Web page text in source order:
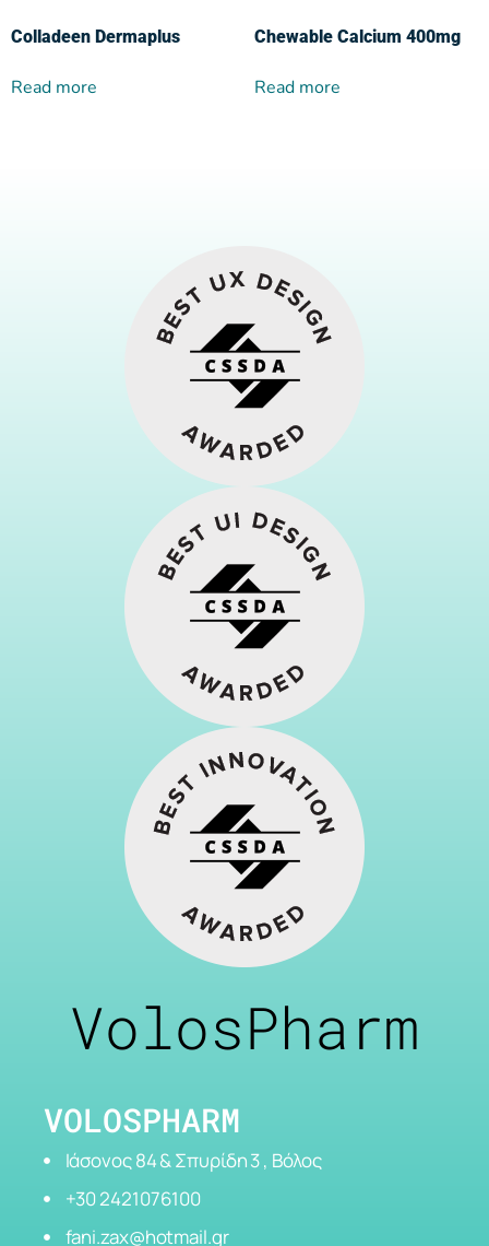
Colladeen Dermaplus
Read more
Chewable Calcium 400mg
Read more
VolosPharm
VOLOSPHARM
Ιάσονος 84 & Σπυρίδη 3 , Βόλος
+30 2421076100
fani.zax@hotmail.gr